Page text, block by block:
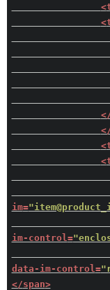
<
<
<
<
im=
im-control =
data-im-control =
</span>